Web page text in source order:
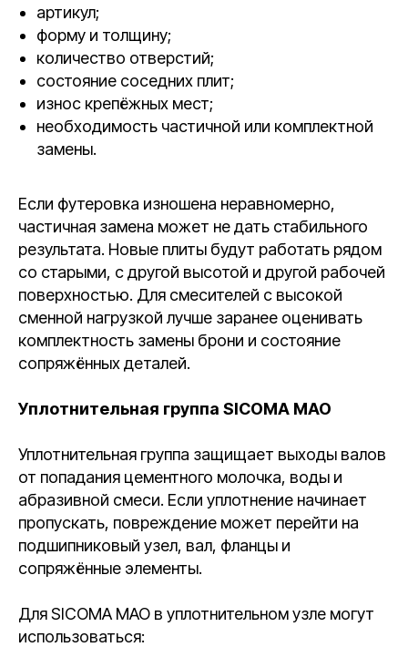
артикул;
форму и толщину;
количество отверстий;
состояние соседних плит;
износ крепёжных мест;
необходимость частичной или комплектной
замены.
Если футеровка изношена неравномерно,
частичная замена может не дать стабильного
результата. Новые плиты будут работать рядом
со старыми, с другой высотой и другой рабочей
поверхностью. Для смесителей с высокой
сменной нагрузкой лучше заранее оценивать
комплектность замены брони и состояние
сопряжённых деталей.
Уплотнительная группа SICOMA MAO
Уплотнительная группа защищает выходы валов
от попадания цементного молочка, воды и
абразивной смеси. Если уплотнение начинает
пропускать, повреждение может перейти на
подшипниковый узел, вал, фланцы и
сопряжённые элементы.
Для SICOMA MAO в уплотнительном узле могут
использоваться: